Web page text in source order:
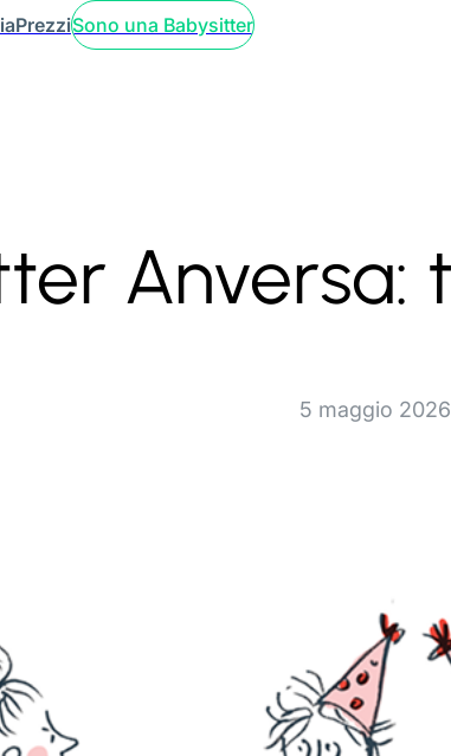
PrezziSono una Babysitter
Anversa:
5 maggio 2026